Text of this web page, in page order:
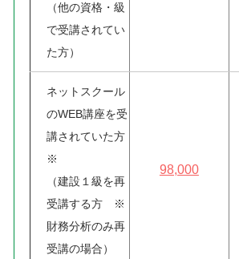
（他の資格・級
で受講されてい
た方）
ネットスクール
のWEB講座を受
講されていた方
※
（建設１級を再
受講する方 ※
財務分析のみ再
受講の場合）
98,000